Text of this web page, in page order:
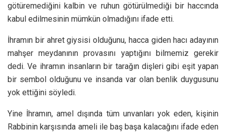
götüremediğini kalbin ve ruhun götürülmediği bir haccında
kabul edilmesinin mümkün olmadığını ifade etti.
İhramın bir ahret giysisi olduğunu, hacca giden hacı adayının
mahşer meydanının provasını yaptığını bilmemiz gerekir
dedi. Ve ihramın insanların bir tarağın dişleri gibi eşit yapan
bir sembol olduğunu ve insanda var olan benlik duygusunu
yok ettiğini söyledi.
Yine İhramın, amel dışında tüm unvanları yok eden, kişinin
Rabbinin karşısında ameli ile baş başa kalacağını ifade eden